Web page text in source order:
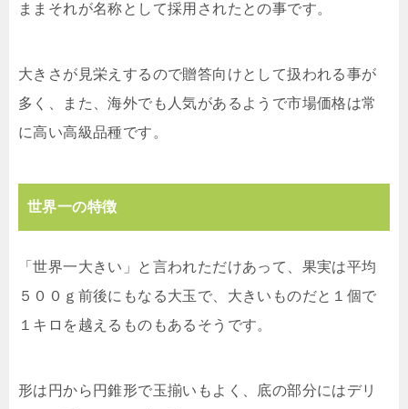
ままそれが名称として採用されたとの事です。
大きさが見栄えするので贈答向けとして扱われる事が
多く、また、海外でも人気があるようで市場価格は常
に高い高級品種です。
世界一の特徴
「世界一大きい」と言われただけあって、果実は平均
５００ｇ前後にもなる大玉で、大きいものだと１個で
１キロを越えるものもあるそうです。
形は円から円錐形で玉揃いもよく、底の部分にはデリ